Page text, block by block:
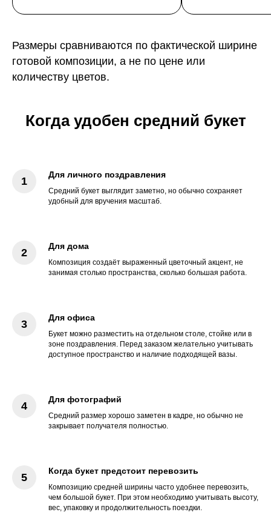
Размеры сравниваются по фактической ширине
готовой композиции, а не по цене или
количеству цветов.
Когда удобен средний букет
Для личного поздравления
Средний букет выглядит заметно, но обычно сохраняет
удобный для вручения масштаб.
Для дома
Композиция создаёт выраженный цветочный акцент, не
занимая столько пространства, сколько большая работа.
Для офиса
Букет можно разместить на отдельном столе, стойке или в
зоне поздравления. Перед заказом желательно учитывать
доступное пространство и наличие подходящей вазы.
Для фотографий
Средний размер хорошо заметен в кадре, но обычно не
закрывает получателя полностью.
Когда букет предстоит перевозить
Композицию средней ширины часто удобнее перевозить,
чем большой букет. При этом необходимо учитывать высоту,
вес, упаковку и продолжительность поездки.